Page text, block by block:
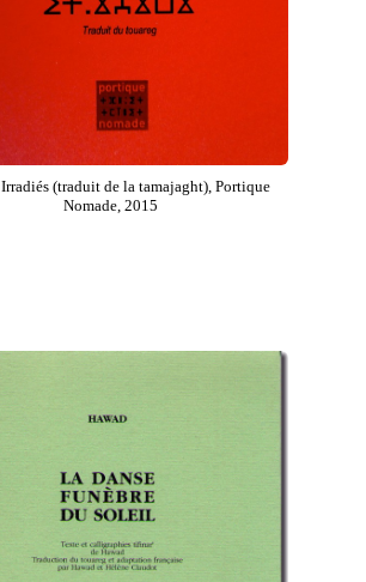
(traduit de la tamajaght), Portique
Nomade, 2015